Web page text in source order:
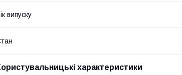
випуску
характеристики